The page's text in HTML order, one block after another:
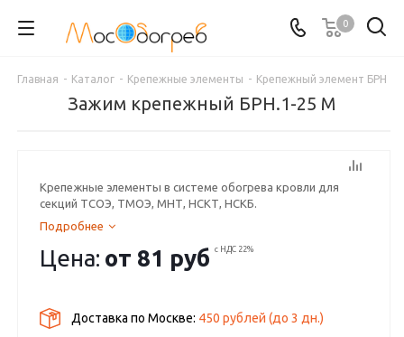
0
Главная - Каталог - Крепежные элементы - Крепежный элемент БРН
Зажим крепежный БРН.1-25 М
Крепежные элементы в системе обогрева кровли для
секций ТСОЭ, ТМОЭ, МНТ, НСКТ, НСКБ.
Подробнее
Цена: от 81 руб с НДС 22%
Доставка по Москве: 450 рублей (до3 дн.)